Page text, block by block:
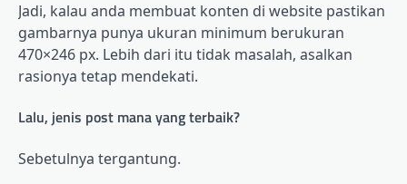
Jadi, kalau anda membuat konten di website pastikan
gambarnya punya ukuran minimum berukuran
470×246 px. Lebih dari itu tidak masalah, asalkan
rasionya tetap mendekati.
Lalu, jenis post mana yang terbaik?
Sebetulnya tergantung.